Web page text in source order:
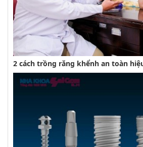
2 cách trồng răng khểnh an toàn